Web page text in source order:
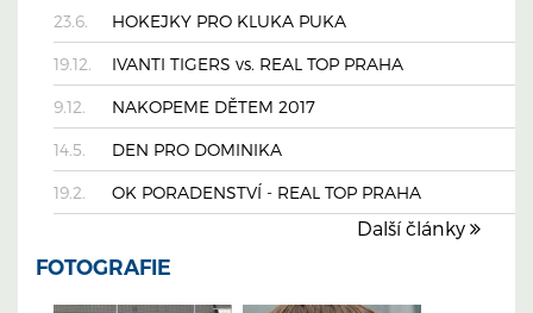
23.6. HOKEJKY PRO KLUKA PUKA
19.12. IVANTI TIGERS vs. REAL TOP PRAHA
9.12. NAKOPEME DĚTEM 2017
14.5. DEN PRO DOMINIKA
19.2. OK PORADENSTVÍ - REAL TOP PRAHA
Další články
FOTOGRAFIE